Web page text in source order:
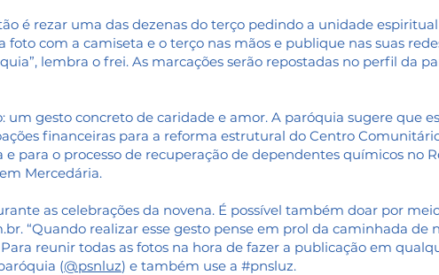
é rezar uma das dezenas do terço pedindo a unidade
foto com a camiseta e o terço nas mãos e publique nas suas
lembra o frei. As marcações serão repostadas no perfil da
um gesto concreto de caridade e amor. A paróquia sugere que
financeiras para a reforma estrutural do Centro
para o processo de recuperação de dependentes químicos no
Mercedária.
as celebrações da novena. É possível também doar por
. “Quando realizar esse gesto pense em prol da caminhada de
reunir todas as fotos na hora de fazer a publicação em
(@psnluz) e também use a #pnsluz.